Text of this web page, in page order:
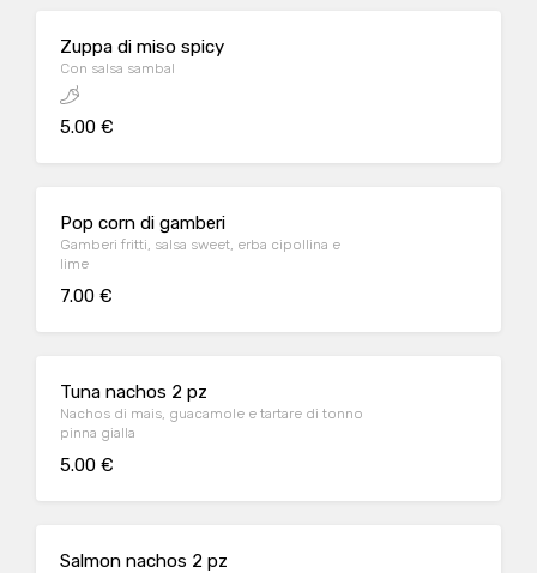
Zuppa di miso spicy
Con salsa sambal
5.00 €
Pop corn di gamberi
Gamberi fritti, salsa sweet, erba cipollina e
lime
7.00 €
Tuna nachos 2 pz
Nachos di mais, guacamole e tartare di tonno
pinna gialla
5.00 €
Salmon nachos 2 pz